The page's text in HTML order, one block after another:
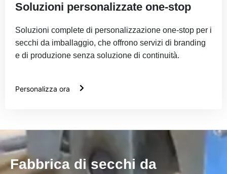
Soluzioni personalizzate one-stop
Soluzioni complete di personalizzazione one-stop per i
secchi da imballaggio, che offrono servizi di branding
e di produzione senza soluzione di continuità.
Personalizza ora
Fabbrica di secchi da